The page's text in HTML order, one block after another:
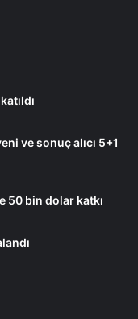
ve sonuç alıcı 5+1
50 bin dolar katkı